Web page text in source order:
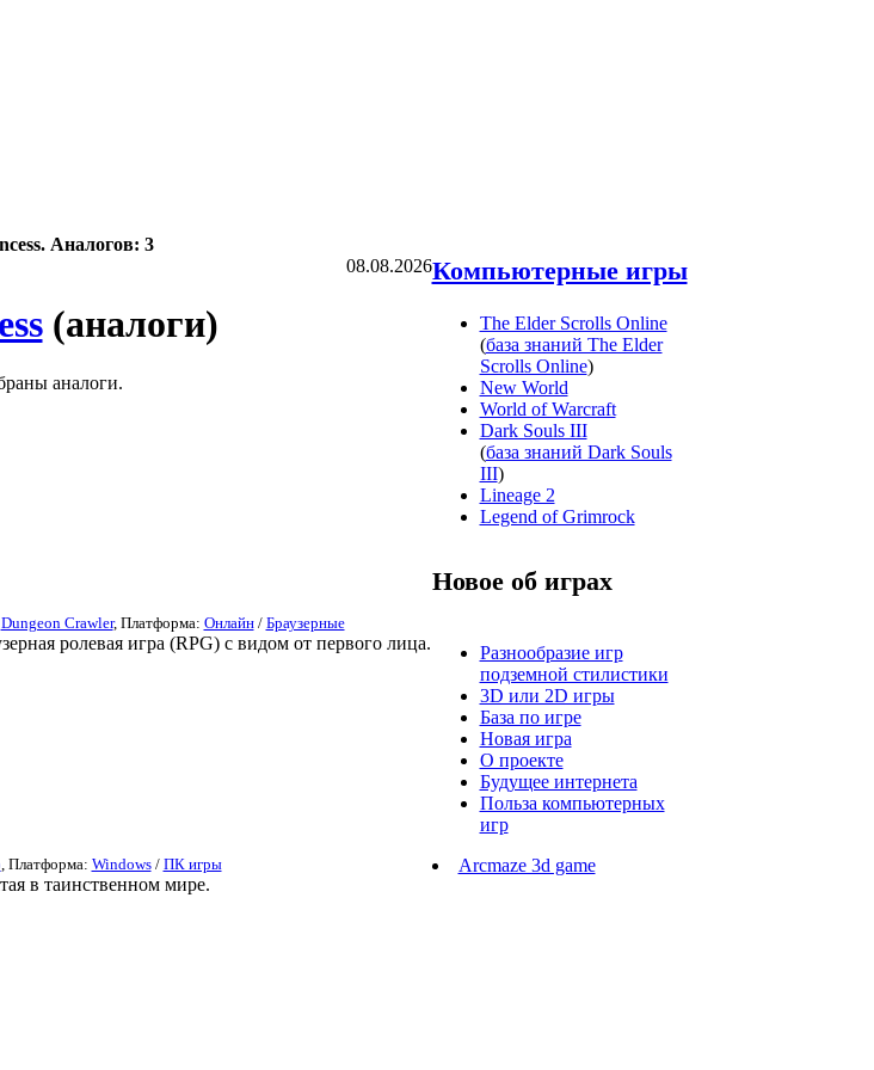
Аналогов: 3
08.08.2026
(аналоги)
аналоги.
Dungeon Crawler, Платформа: Онлайн/ Браузерные
ролевая игра (RPG) с видом от первого лица.
, Платформа: Windows/ ПК игры
в таинственном мире.
Компьютерные игры
The Elder Scrolls Online
(база знаний The Elder
Scrolls Online)
New World
World of Warcraft
Dark Souls III
(база знаний Dark Souls
III)
Lineage 2
Legend of Grimrock
Новое об играх
Разнообразие игр
подземной стилистики
3D или 2D игры
База по игре
Новая игра
О проекте
Будущее интернета
Польза компьютерных
игр
Arcmaze 3d game